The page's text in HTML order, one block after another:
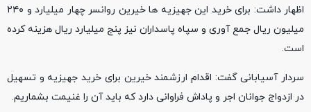
اظهار داشت: برای خرید این جهیزیه ها خیرین روانسر چهار میلیارد و ۲۴۰
میلیون ریال جمع آوری و سپاه پاسداران نیز پنج میلیارد ریال هزینه کرده
است.
سردار آسیابانی گفت: اقدام ارزشمند خیرین برای خرید جهیزیه و تسهیل
در ازدواج جوانان اجر و پاداش فراوانی دارد که باید آن را غنیمت بشماریم.